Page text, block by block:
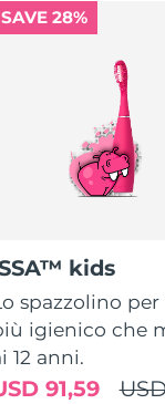
SAVE 28%
kids
spazzolino
igienico che
12 anni.
91,59